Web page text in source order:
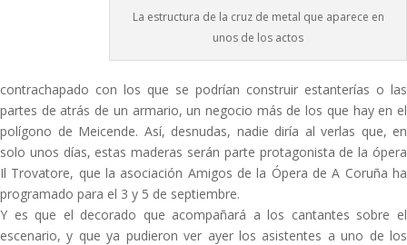
La estructura de la cruz de metal que aparece en
unos de los actos
contrachapado con los que se podrían construir estanterías o las
partes de atrás de un armario, un negocio más de los que hay en el
polígono de Meicende. Así, desnudas, nadie diría al verlas que, en
solo unos días, estas maderas serán parte protagonista de la ópera
Il Trovatore, que la asociación Amigos de la Ópera de A Coruña ha
programado para el 3 y 5 de septiembre.
Y es que el decorado que acompañará a los cantantes sobre el
escenario, y que ya pudieron ver ayer los asistentes a uno de los